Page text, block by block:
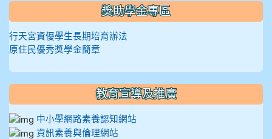
獎助學金專區
行天宮資優學生長期培育辦法
原住民優秀獎學金簡章
教育宣導及推廣
中小學網路素養認知網站
資訊素養與倫理網站